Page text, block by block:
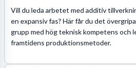
Vill du leda arbetet med additiv
en expansiv fas? Här får du det
grupp med hög teknisk kompetens och
framtidens produktionsmetoder.